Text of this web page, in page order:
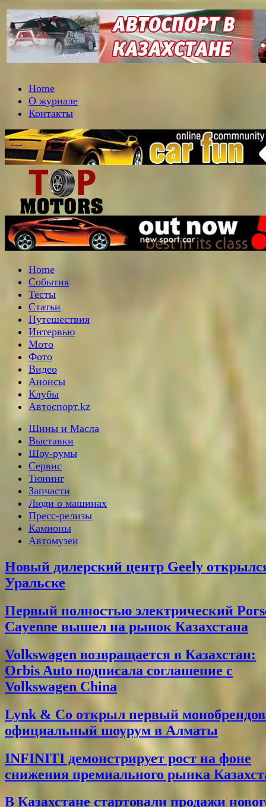
Home
О журнале
Контакты
Home
События
Тесты
Статьи
Путешествия
Интервью
Мото
Фото
Видео
Анонсы
Клубы
Автоспорт.kz
Шины и Масла
Выставки
Шоу-румы
Сервис
Тюнинг
Запчасти
Люди о машинах
Пресс-релизы
Камионы
Автомузеи
Новый дилерский центр Geely
Уральске
Первый полностью электрический
Cayenne вышел на рынок Казахстана
Volkswagen возвращается в Казахстан:
Orbis Auto подписала соглашение с
Volkswagen China
Lynk & Co открыл первый
официальный шоурум в Алматы
INFINITI демонстрирует рост на фоне
снижения премиального рынка
В Казахстане стартовали продажи